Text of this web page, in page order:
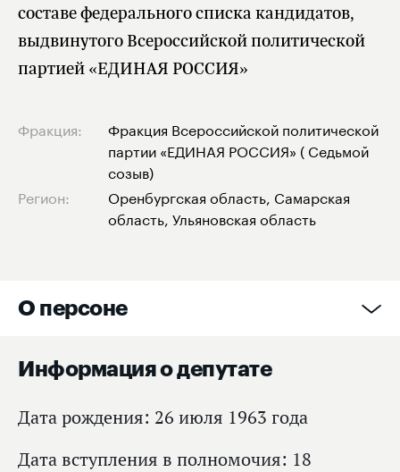
составе федерального списка кандидатов,
выдвинутого Всероссийской политической
партией «ЕДИНАЯ РОССИЯ»
Фракция:
Фракция Всероссийской политической
партии «ЕДИНАЯ РОССИЯ» ( Седьмой
созыв)
Регион:
Оренбургская область, Самарская
область, Ульяновская область
О персоне
Информация о депутате
Дата рождения: 26 июля 1963 года
Дата вступления в полномочия: 18